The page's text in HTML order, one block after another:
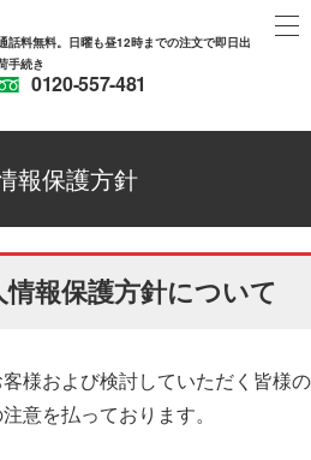
話料無料。日曜も昼12時までの注文で即日出
手続き
0120-557-481
報保護方針
報保護方針について
様および検討していただく皆様の
意を払っております。